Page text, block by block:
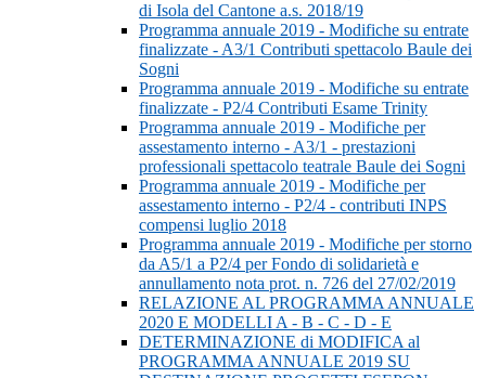
di Isola del Cantone a.s. 2018/19
Programma annuale 2019 - Modifiche su entrate
finalizzate - A3/1 Contributi spettacolo Baule dei
Sogni
Programma annuale 2019 - Modifiche su entrate
finalizzate - P2/4 Contributi Esame Trinity
Programma annuale 2019 - Modifiche per
assestamento interno - A3/1 - prestazioni
professionali spettacolo teatrale Baule dei Sogni
Programma annuale 2019 - Modifiche per
assestamento interno - P2/4 - contributi INPS
compensi luglio 2018
Programma annuale 2019 - Modifiche per storno
da A5/1 a P2/4 per Fondo di solidarietà e
annullamento nota prot. n. 726 del 27/02/2019
RELAZIONE AL PROGRAMMA ANNUALE
2020 E MODELLI A - B - C - D - E
DETERMINAZIONE di MODIFICA al
PROGRAMMA ANNUALE 2019 SU